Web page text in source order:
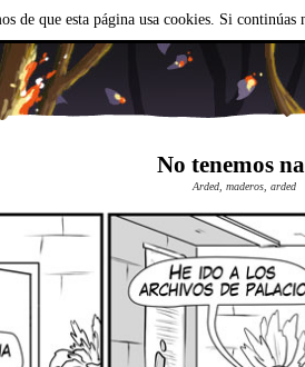
que esta página usa cookies. Si continúas
No tenemos
Arded, maderos, arded